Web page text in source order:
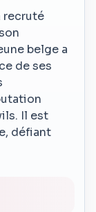
recruté
belge a
de ses
Il est
défiant